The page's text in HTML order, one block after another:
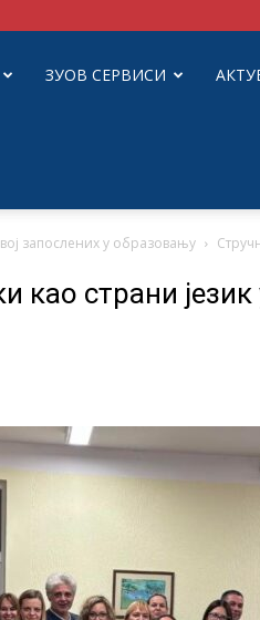
ЗУОВ СЕРВИСИ
запослених у образовању
страни језик